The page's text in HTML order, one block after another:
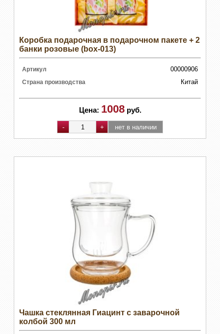
Коробка подарочная в подарочном пакете + 2
банки розовые (box-013)
Артикул 00000906
Страна производства Китай
Цена: 1008 руб.
Чашка стеклянная Гиацинт с заварочной
колбой 300 мл